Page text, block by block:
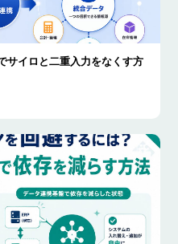
サイロと二重入力をなくす方